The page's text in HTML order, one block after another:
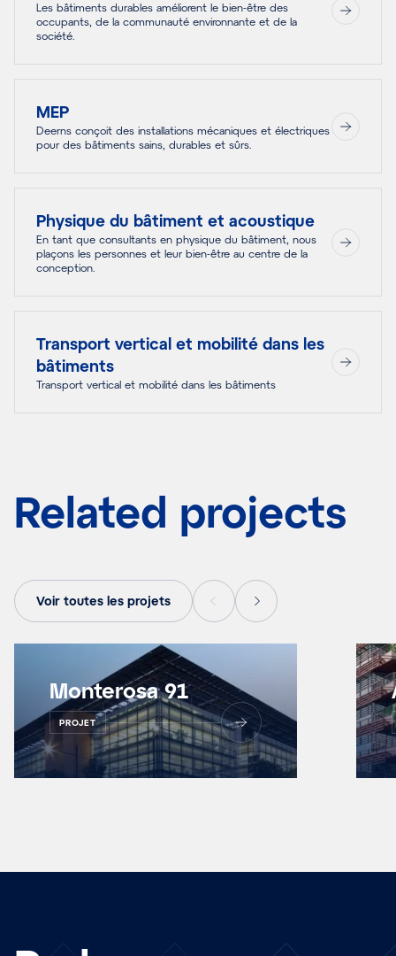
Les bâtiments durables améliorent le bien-être des
occupants, de la communauté environnante et de la
société.
MEP
Deerns conçoit des installations mécaniques et électriques
pour des bâtiments sains, durables et sûrs.
Physique du bâtiment et acoustique
En tant que consultants en physique du bâtiment, nous
plaçons les personnes et leur bien-être au centre de la
conception.
Transport vertical et mobilité dans les
bâtiments
Transport vertical et mobilité dans les bâtiments
Related projects
Voir toutes les projets
Monterosa 91
PROJET